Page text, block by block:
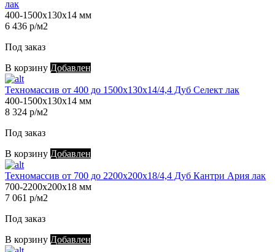
лак
400-1500х130х14 мм
6 436 р/м2
Под заказ
В корзину Добавлен
Техномассив от 400 до 1500х130х14/4,4 Дуб Селект лак
400-1500х130х14 мм
8 324 р/м2
Под заказ
В корзину Добавлен
Техномассив от 700 до 2200х200х18/4,4 Дуб Кантри Ария лак
700-2200х200х18 мм
7 061 р/м2
Под заказ
В корзину Добавлен